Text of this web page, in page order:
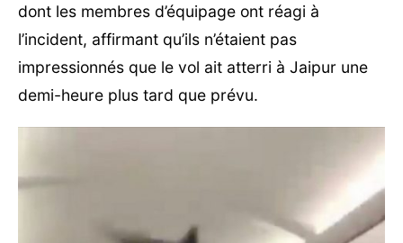
dont les membres d’équipage ont réagi à
l’incident, affirmant qu’ils n’étaient pas
impressionnés que le vol ait atterri à Jaipur une
demi-heure plus tard que prévu.